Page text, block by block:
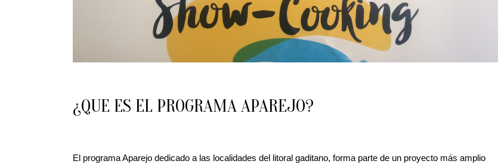
¿QUE ES EL PROGRAMA APAREJO?
El programa Aparejo dedicado a las localidades del litoral gaditano, forma parte de un proyecto más amplio